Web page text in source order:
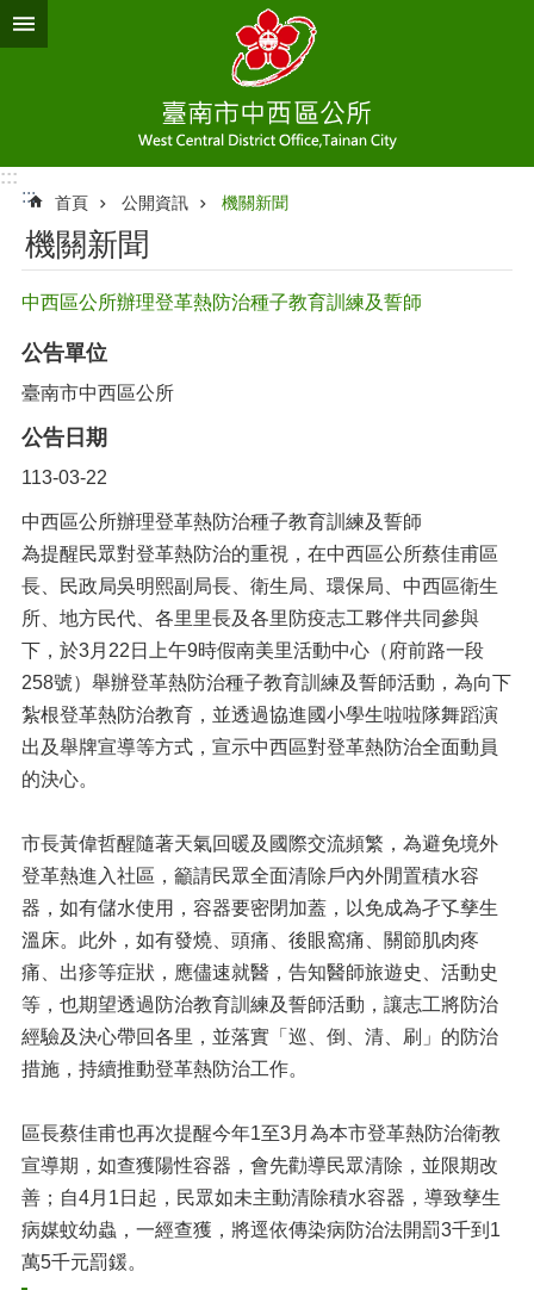
跳到主要內容區塊
:::
:::
首頁 公開資訊 機關新聞
機關新聞
中西區公所辦理登革熱防治種子教育訓練及誓師
公告單位
臺南市中西區公所
公告日期
113-03-22
中西區公所辦理登革熱防治種子教育訓練及誓師
為提醒民眾對登革熱防治的重視，在中西區公所蔡佳甫區
長、民政局吳明熙副局長、衛生局、環保局、中西區衛生
所、地方民代、各里里長及各里防疫志工夥伴共同參與
下，於3月22日上午9時假南美里活動中心（府前路一段
258號）舉辦登革熱防治種子教育訓練及誓師活動，為向下
紮根登革熱防治教育，並透過協進國小學生啦啦隊舞蹈演
出及舉牌宣導等方式，宣示中西區對登革熱防治全面動員
的決心。
市長黃偉哲醒隨著天氣回暖及國際交流頻繁，為避免境外
登革熱進入社區，籲請民眾全面清除戶內外閒置積水容
器，如有儲水使用，容器要密閉加蓋，以免成為孑孓孳生
溫床。此外，如有發燒、頭痛、後眼窩痛、關節肌肉疼
痛、出疹等症狀，應儘速就醫，告知醫師旅遊史、活動史
等，也期望透過防治教育訓練及誓師活動，讓志工將防治
經驗及決心帶回各里，並落實「巡、倒、清、刷」的防治
措施，持續推動登革熱防治工作。
區長蔡佳甫也再次提醒今年1至3月為本市登革熱防治衛教
宣導期，如查獲陽性容器，會先勸導民眾清除，並限期改
善；自4月1日起，民眾如未主動清除積水容器，導致孳生
病媒蚊幼蟲，一經查獲，將逕依傳染病防治法開罰3千到1
萬5千元罰鍰。